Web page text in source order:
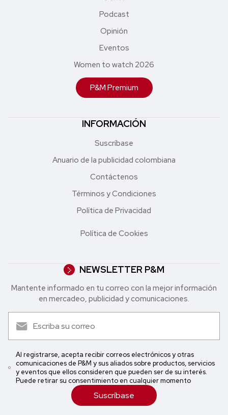
Podcast
Opinión
Eventos
Women to watch 2026
P&M Premium
INFORMACIÓN
Suscríbase
Anuario de la publicidad colombiana
Contáctenos
Términos y Condiciones
Política de Privacidad
Política de Cookies
NEWSLETTER P&M
Mantente informado en tu correo con la mejor in formación
en mercadeo, publicidad y comunicaciones.
Al registrarse, acepta recibir correos electrónicos y otras
comunicaciones de P&M y sus aliados sobre productos, servicios
y eventos que ellos consideren que pueden ser de su interés.
Puede retirar su consentimiento en cualquier momento
Suscríbase